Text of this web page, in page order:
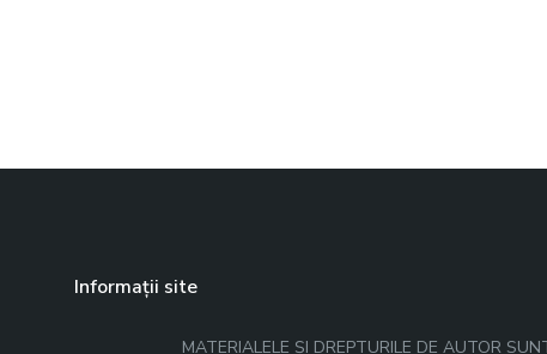
Informații site
MATERIALELE ȘI DREPTURILE DE AUTOR